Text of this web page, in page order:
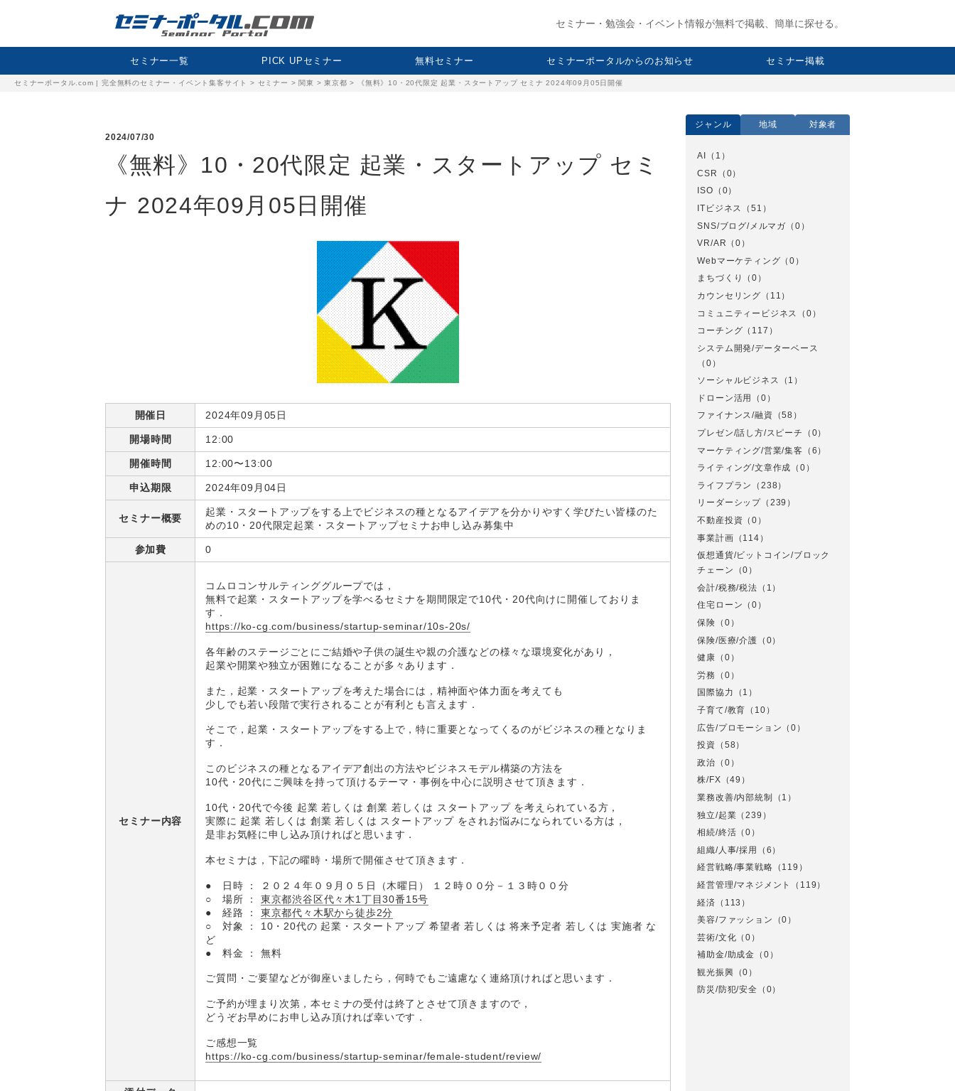
セミナー・勉強会・イベント情報が無料で掲載、簡単に探せる。
セミナー一覧 PICK UPセミナー 無料セミナー セミナーポータルからのお知らせ セミナー掲載
セミナーポータル.com | 完全無料のセミナー・イベント集客サイト > セミナー > 関東 >東京都 > 《無料》10・20代限定 起業・スタートアップ セミナ 2024年09月05日開催
2024/07/30
《無料》10・20代限定 起業・スタートアップ セミ
ナ 2024年09月05日開催
開催日 2024年09月05日
開場時間 12:00
開催時間 12:00〜13:00
申込期限 2024年09月04日
セミナー概要
起業・スタートアップをする上でビジネスの種となるアイデアを分かりやすく学びたい皆様のた
めの10・20代限定起業・スタートアップセミナお申し込み募集中
参加費 0
セミナー内容
コムロコンサルティンググループでは，
無料で起業・スタートアップを学べるセミナを期間限定で10代・20代向けに開催しておりま
す．
https://ko-cg.com/business/startup-seminar/10s-20s/
各年齢のステージごとにご結婚や子供の誕生や親の介護などの様々な環境変化があり，
起業や開業や独立が困難になることが多々あります．
また，起業・スタートアップを考えた場合には，精神面や体力面を考えても
少しでも若い段階で実行されることが有利とも言えます．
そこで，起業・スタートアップをする上で，特に重要となってくるのがビジネスの種となりま
す．
このビジネスの種となるアイデア創出の方法やビジネスモデル構築の方法を
10代・20代にご興味を持って頂けるテーマ・事例を中心に説明させて頂きます．
10代・20代で今後 起業 若しくは 創業 若しくは スタートアップ を考えられている方，
実際に 起業 若しくは 創業 若しくは スタートアップ をされお悩みになられている方は，
是非お気軽に申し込み頂ければと思います．
本セミナは，下記の曜時・場所で開催させて頂きます．
● 日時 ： ２０２４年０９月０５日（木曜日） １２時００分－１３時００分
○ 場所 ： 東京都渋谷区代々木1丁目30番15号
● 経路 ： 東京都代々木駅から徒歩2分
○ 対象 ： 10・20代の 起業・スタートアップ 希望者 若しくは 将来予定者 若しくは 実施者 な
ど
● 料金 ： 無料
ご質問・ご要望などが御座いましたら，何時でもご遠慮なく連絡頂ければと思います．
ご予約が埋まり次第，本セミナの受付は終了とさせて頂きますので，
どうぞお早めにお申し込み頂ければ幸いです．
ご感想一覧
https://ko-cg.com/business/startup-seminar/female-student/review/
ジャンル 地域 対象者
AI
（1）
CSR
（0）
ISO （0）
ITビジネス
（51）
SNS/ブログ/メルマガ （0）
VR/AR （0）
Webマーケティング （0）
まちづくり
（0）
カウンセリング （11）
コミュニティービジネス
（0）
コーチング （117）
システム開発/データーベース
（0）
ソーシャルビジネス
（1）
ドローン活用
（0）
ファイナンス/融資 （58）
プレゼン/話し方/スピーチ
（0）
マーケティング/営業/集客 （6）
ライティング/文章作成 （0）
ライフプラン
（238）
リーダーシップ （239）
不動産投資 （0）
事業計画 （114）
仮想通貨/ビットコイン/ブロック
チェーン
（0）
会計/税務/税法 （1）
住宅ローン （0）
保険 （0）
保険/医療/介護 （0）
健康 （0）
労務
（0）
国際協力
（1）
子育て/教育 （10）
広告/プロモーション （0）
投資 （58）
政治 （0）
株/FX （49）
業務改善/内部統制
（1）
独立/起業 （239）
相続/終活 （0）
組織/人事/採用
（6）
経営戦略/事業戦略 （119）
経営管理/マネジメント
（119）
経済 （113）
美容/ファッション
（0）
芸術/文化 （0）
補助金/助成金 （0）
観光振興 （0）
防災/防犯/安全
（0）